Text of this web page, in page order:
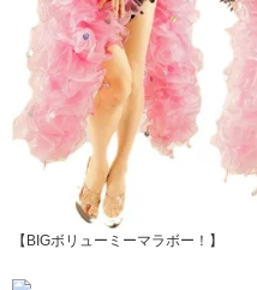
【BIGボリューミーマラボー！】